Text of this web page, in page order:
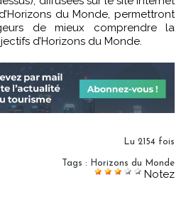
du Monde, permettront
de mieux comprendre la
d’Horizons du Monde.
Lu 2154 fois
Tags : Horizons du Monde
Notez